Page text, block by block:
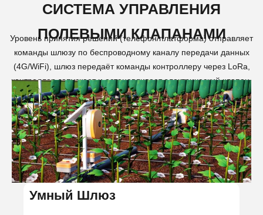
СИСТЕМА УПРАВЛЕНИЯ
ПОЛЕВЫМИ КЛАПАНАМИ
Уровень принятия решений (телефон/платформа) отправляет
команды шлюзу по беспроводному каналу передачи данных
(4G/WiFi), шлюз передаёт команды контроллеру через LoRa,
контроллер запускает и останавливает электрический клапан.
Умный Шлюз